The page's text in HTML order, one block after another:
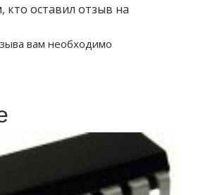
кто оставил отзыв на
вам необходимо